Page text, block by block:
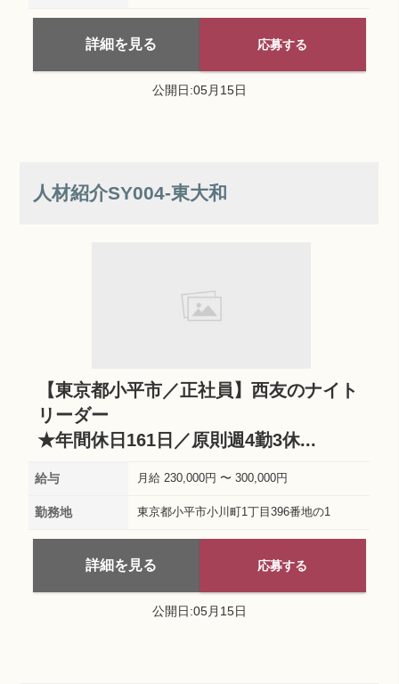
応募する
詳細を見る
公開日:05月15日
人材紹介SY004‐東大和
【東京都小平市／正社員】西友のナイト
リーダー
★年間休日161日／原則週4勤3休...
給与 月給 230,000円 〜 300,000円
勤務地 東京都小平市小川町1丁目396番地の1
応募する
詳細を見る
公開日:05月15日